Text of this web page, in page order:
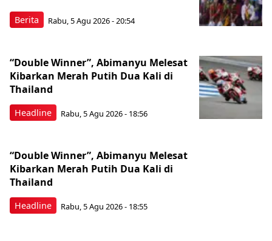
Berita Rabu, 5 Agu 2026 - 20:54
Headline
“Double Winner”, Abimanyu Melesat
Kibarkan Merah Putih Dua Kali di
Thailand
Rabu, 5 Agu 2026 - 18:56
Headline
“Double Winner”, Abimanyu Melesat
Kibarkan Merah Putih Dua Kali di
Thailand
Rabu, 5 Agu 2026 - 18:55